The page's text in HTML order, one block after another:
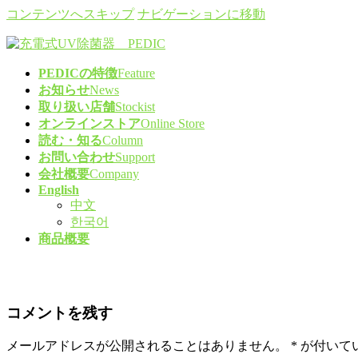
コンテンツへスキップ ナビゲーションに移動
PEDICの特徴Feature
お知らせNews
取り扱い店舗Stockist
オンラインストアOnline Store
読む・知るColumn
お問い合わせSupport
会社概要Company
English
中文
한국어
商品概要
コメントを残す
メールアドレスが公開されることはありません。 * が付いて